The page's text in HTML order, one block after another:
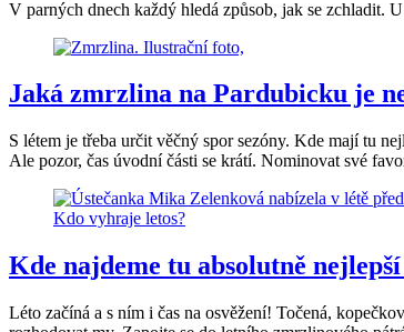
V parných dnech každý hledá způsob, jak se zchladit.
Jaká zmrzlina na Pardubicku je
S létem je třeba určit věčný spor sezóny. Kde mají tu
Ale pozor, čas úvodní části se krátí. Nominovat své
Kde najdeme tu absolutně
Léto začíná a s ním i čas na osvěžení! Točená,